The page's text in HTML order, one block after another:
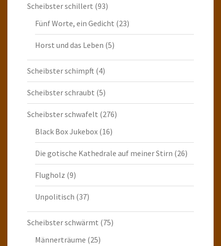
Scheibster schillert (93)
Fünf Worte, ein Gedicht (23)
Horst und das Leben (5)
Scheibster schimpft (4)
Scheibster schraubt (5)
Scheibster schwafelt (276)
Black Box Jukebox (16)
Die gotische Kathedrale auf meiner Stirn (26)
Flugholz (9)
Unpolitisch (37)
Scheibster schwärmt (75)
Männerträume (25)